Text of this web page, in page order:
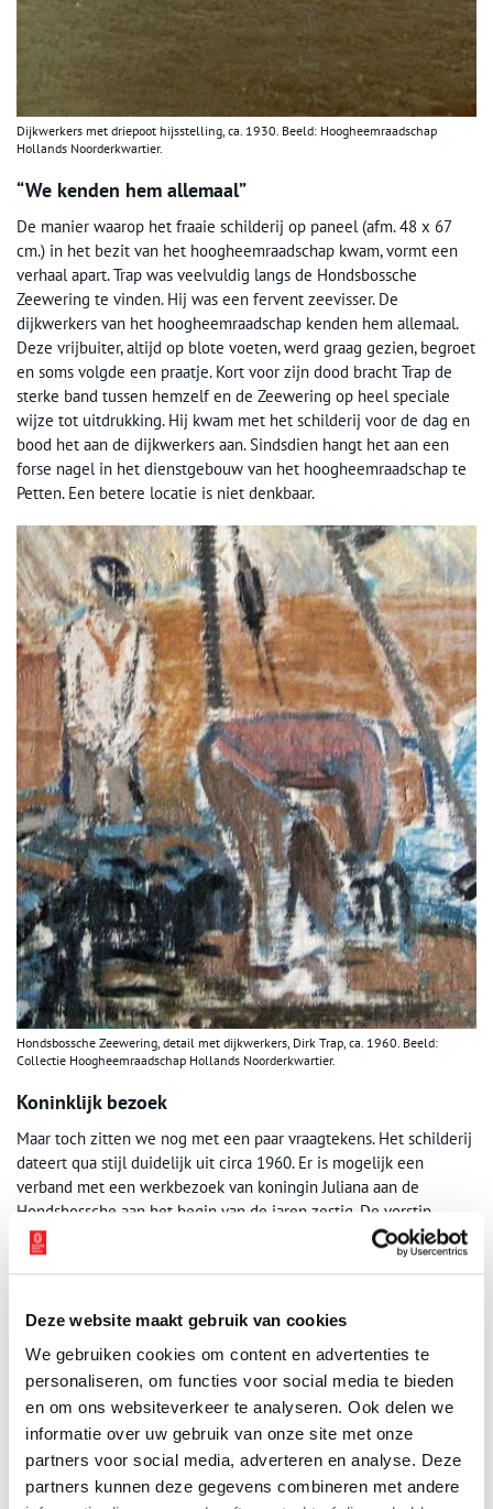
Deze website maakt gebruik van cookies
We gebruiken cookies om content en advertenties te
personaliseren, om functies voor social media te bieden
en om ons websiteverkeer te analyseren. Ook delen we
informatie over uw gebruik van onze site met onze
partners voor social media, adverteren en analyse. Deze
partners kunnen deze gegevens combineren met andere
Dijkwerkers met driepoot hijsstelling, ca. 1930. Beeld: Hoogheemraadschap
Hollands Noorderkwartier.
“We kenden hem allemaal”
De manier waarop het fraaie schilderij op paneel (afm. 48 x 67
cm.) in het bezit van het hoogheemraadschap kwam, vormt een
verhaal apart. Trap was veelvuldig langs de Hondsbossche
Zeewering te vinden. Hij was een fervent zeevisser. De
dijkwerkers van het hoogheemraadschap kenden hem allemaal.
Deze vrijbuiter, altijd op blote voeten, werd graag gezien, begroet
en soms volgde een praatje. Kort voor zijn dood bracht Trap de
sterke band tussen hemzelf en de Zeewering op heel speciale
wijze tot uitdrukking. Hij kwam met het schilderij voor de dag en
bood het aan de dijkwerkers aan. Sindsdien hangt het aan een
forse nagel in het dienstgebouw van het hoogheemraadschap te
Petten. Een betere locatie is niet denkbaar.
Hondsbossche Zeewering, detail met dijkwerkers, Dirk Trap, ca. 1960. Beeld:
Collectie Hoogheemraadschap Hollands Noorderkwartier.
Koninklijk bezoek
Maar toch zitten we nog met een paar vraagtekens. Het schilderij
dateert qua stijl duidelijk uit circa 1960. Er is mogelijk een
verband met een werkbezoek van koningin Juliana aan de
Hondsbossche aan het begin van de jaren zestig. De vorstin
werd op de Zeewering ontvangen door dijkgraaf A.F. Kamp van
het toenmalige Hoogheemraadschap Noordhollands
Camperduin in de achtergrond door Trap. Die gaf zelf tekst en
uitleg aan Juliana. Dit schilderij bevindt zich nog steeds in de
collectie van het Oranjehuis. Het vertoont grote gelijkenis met
het hier afgebeelde schilderij. Gaat het om een voorstudie die
Trap al die tijd zelf als aandenken aan het koninklijk bezoek heeft
behouden?